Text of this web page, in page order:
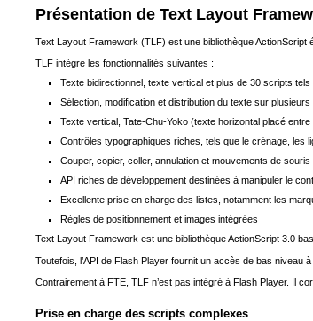
Présentation de Text Layout
Text Layout Framework (TLF) est une bibliothèque
TLF intègre les fonctionnalités suivantes :
Texte bidirectionnel, texte vertical et plus de 30 scripts tels
Sélection, modification et distribution du texte sur
Texte vertical, Tate-Chu-Yoko (texte horizontal placé
Contrôles typographiques riches, tels que le crénage, les
Couper, copier, coller, annulation et mouvements de
API riches de développement destinées à manipuler le
Excellente prise en charge des listes, notamment les
Règles de positionnement et images intégrées
Text Layout Framework est une bibliothèque ActionScript 3.0
Toutefois, l’API de Flash Player fournit un accès de bas
Contrairement à FTE, TLF n’est pas intégré à Flash Player. Il
Prise en charge des scripts complexes